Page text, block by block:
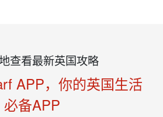
查看最新英国攻略
APP，你的英国生活
必备APP